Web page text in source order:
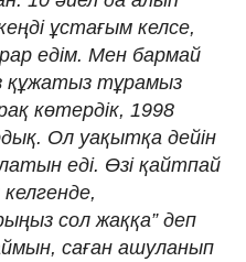
ұстағым келсе,
едім. Мен бармай
құжатыз тұрамыз
көтердік, 1998
Ол уақытқа дейін
еді. Өзі қайтпай
сол жаққа” деп
саған ашуланып